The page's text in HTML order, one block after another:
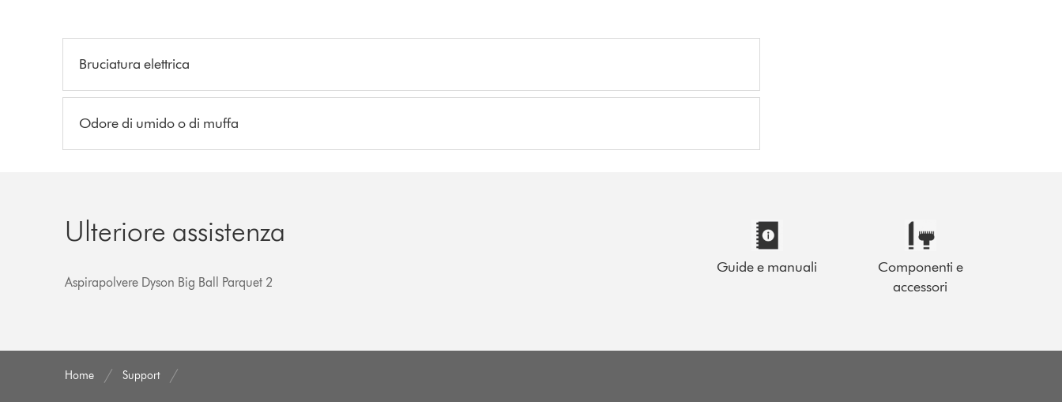
Bruciatura elettrica
Odore di umido o di muffa
Ulteriore assistenza
Aspirapolvere Dyson Big Ball Parquet 2
Guide e manuali
Componenti e
accessori
Home Support